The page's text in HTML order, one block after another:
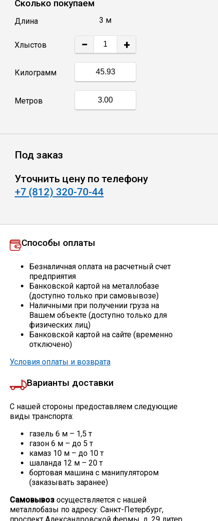
Катанка
Профлист
Винтовые сваи
Проволока
Скобо-гибочные изделия
Остальное
Алюминиевый прокат
Сколько покупаем
Длина 3 м
Хлыстов − +
Килограмм
Метров
Под заказ
Уточнить цену по телефону
+7 (812) 320-70-44
Способы оплаты
Безналичная оплата на расчетный счет
предприятия
Банковской картой на металлобазе
(доступно только при самовывозе)
Наличными при получении груза на
Вашем объекте (доступно только для
физических лиц)
Банковской картой на сайте (временно
отключено)
Условия оплаты и возврата
Варианты доставки
С нашей стороны предоставляем следующие
виды транспорта:
газель 6 м – 1,5 т
газон 6 м – до 5 т
камаз 10 м – до 10 т
шаланда 12 м – 20 т
бортовая машина с манипулятором
(заказывать заранее)
Самовывоз осуществляется с нашей
металлобазы по адресу: Санкт-Петербург,
проспект Александровской фермы, д. 29 литер